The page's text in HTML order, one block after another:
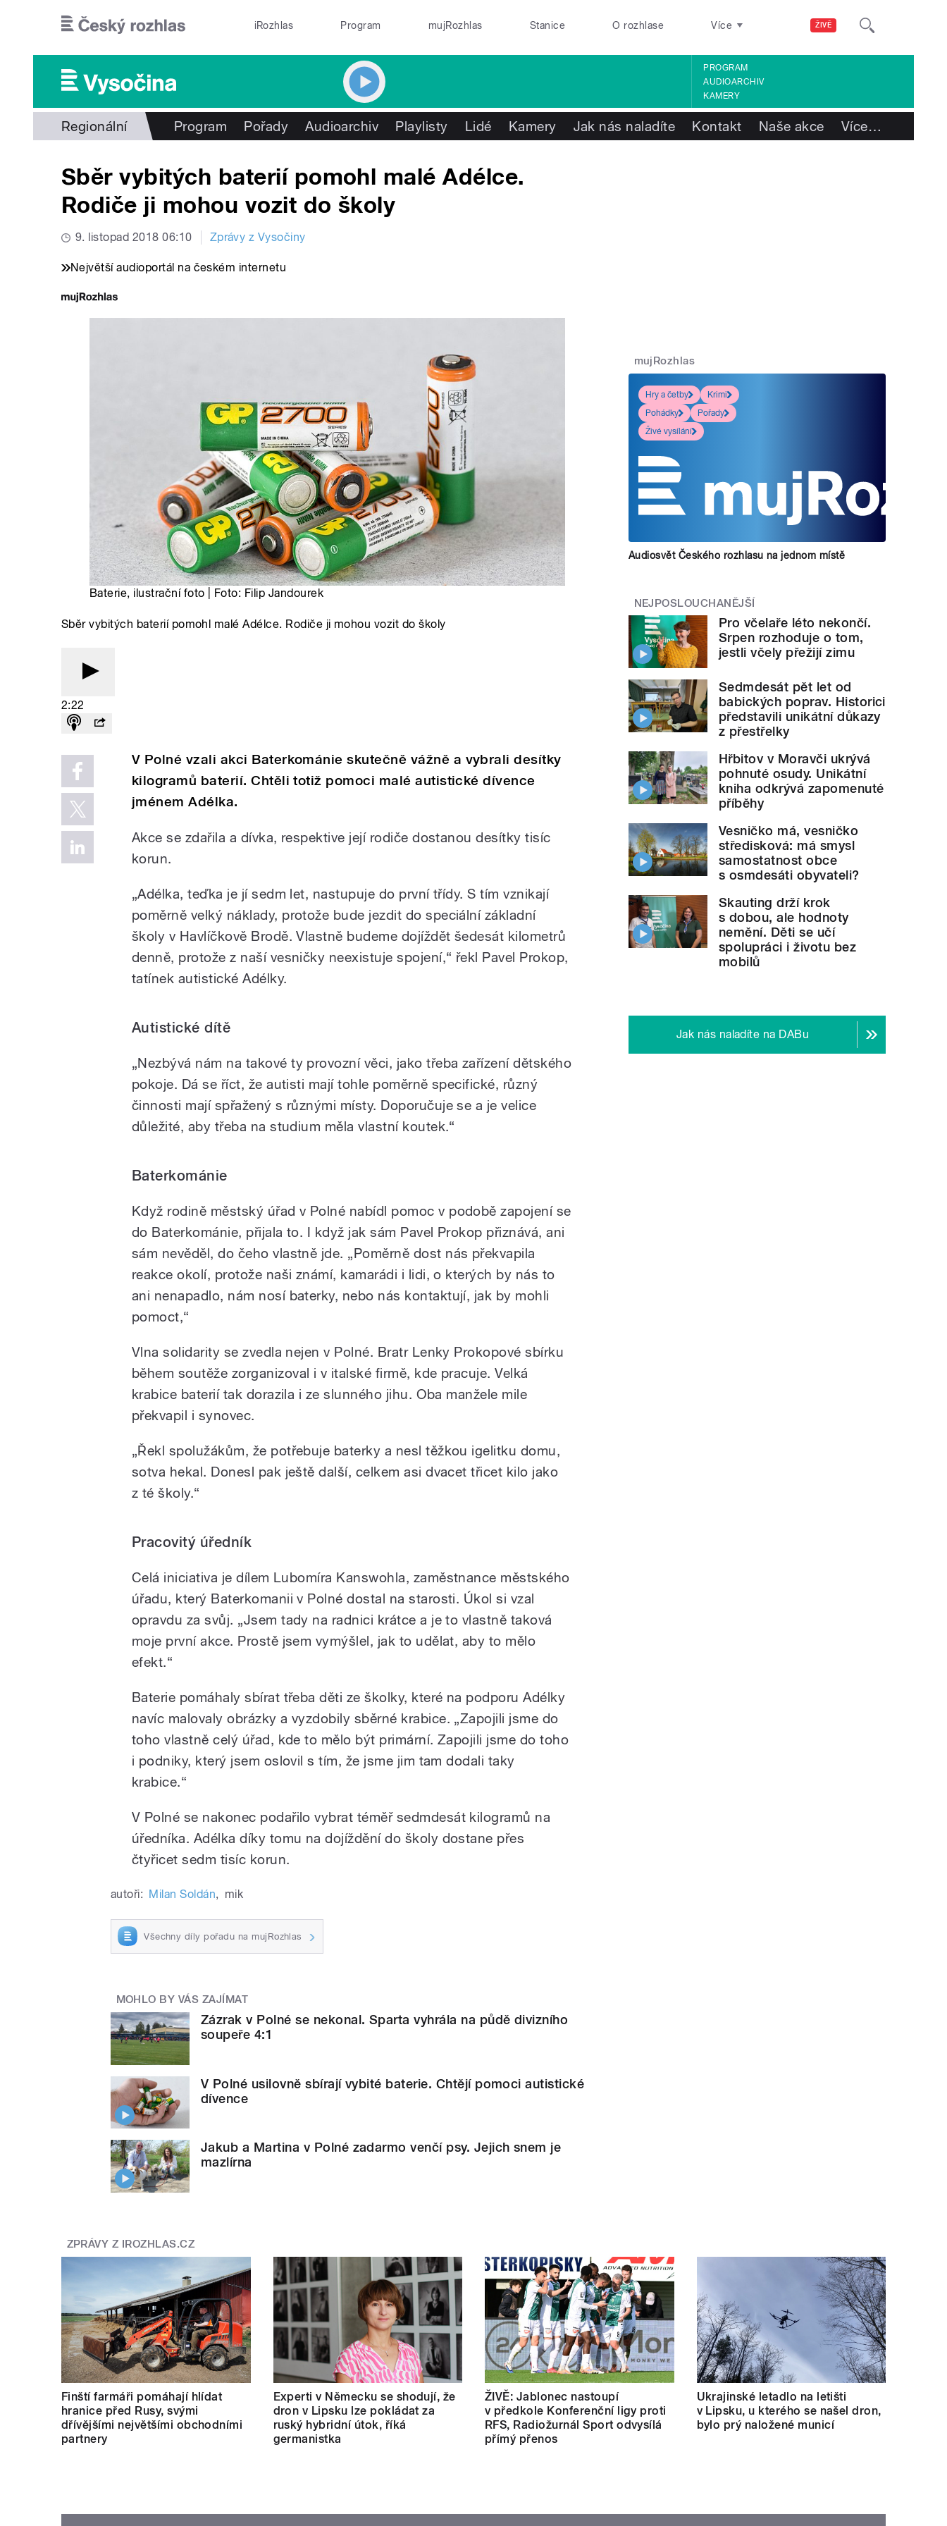
ŽIVĚ
iRozhlas Program mujRozhlas Stanice O rozhlase Více
PROGRAM
AUDIOARCHIV
KAMERY
Regionální Program Pořady Audioarchiv Playlisty Lidé Kamery Jak nás naladíte Kontakt Naše akce Více…
Sběr vybitých baterií pomohl malé Adélce.
Rodiče ji mohou vozit do školy
9. listopad 2018 06:10 Zprávy z Vysočiny
Největší audioportál na českém internetu
Baterie, ilustrační foto | Foto: Filip Jandourek
Sběr vybitých baterií pomohl malé Adélce. Rodiče ji mohou vozit do školy
2:22
V Polné vzali akci Baterkománie skutečně vážně a vybrali desítky
kilogramů baterií. Chtěli totiž pomoci malé autistické dívence
jménem Adélka.
Akce se zdařila a dívka, respektive její rodiče dostanou desítky tisíc
korun.
„Adélka, teďka je jí sedm let, nastupuje do první třídy. S tím vznikají
poměrně velký náklady, protože bude jezdit do speciální základní
školy v Havlíčkově Brodě. Vlastně budeme dojíždět šedesát kilometrů
denně, protože z naší vesničky neexistuje spojení,“ řekl Pavel Prokop,
tatínek autistické Adélky.
Autistické dítě
„Nezbývá nám na takové ty provozní věci, jako třeba zařízení dětského
pokoje. Dá se říct, že autisti mají tohle poměrně specifické, různý
činnosti mají spřažený s různými místy. Doporučuje se a je velice
důležité, aby třeba na studium měla vlastní koutek.“
Baterkománie
Když rodině městský úřad v Polné nabídl pomoc v podobě zapojení se
do Baterkománie, přijala to. I když jak sám Pavel Prokop přiznává, ani
sám nevěděl, do čeho vlastně jde. „Poměrně dost nás překvapila
reakce okolí, protože naši známí, kamarádi i lidi, o kterých by nás to
ani nenapadlo, nám nosí baterky, nebo nás kontaktují, jak by mohli
pomoct,“
Vlna solidarity se zvedla nejen v Polné. Bratr Lenky Prokopové sbírku
během soutěže zorganizoval i v italské firmě, kde pracuje. Velká
krabice baterií tak dorazila i ze slunného jihu. Oba manžele mile
překvapil i synovec.
„Řekl spolužákům, že potřebuje baterky a nesl těžkou igelitku domu,
sotva hekal. Donesl pak ještě další, celkem asi dvacet třicet kilo jako
z té školy.“
Pracovitý úředník
Celá iniciativa je dílem Lubomíra Kanswohla, zaměstnance městského
úřadu, který Baterkomanii v Polné dostal na starosti. Úkol si vzal
opravdu za svůj. „Jsem tady na radnici krátce a je to vlastně taková
moje první akce. Prostě jsem vymýšlel, jak to udělat, aby to mělo
efekt.“
Baterie pomáhaly sbírat třeba děti ze školky, které na podporu Adélky
navíc malovaly obrázky a vyzdobily sběrné krabice. „Zapojili jsme do
toho vlastně celý úřad, kde to mělo být primární. Zapojili jsme do toho
i podniky, který jsem oslovil s tím, že jsme jim tam dodali taky
krabice.“
V Polné se nakonec podařilo vybrat téměř sedmdesát kilogramů na
úředníka. Adélka díky tomu na dojíždění do školy dostane přes
čtyřicet sedm tisíc korun.
autoři: Milan Soldán, mik
Všechny díly pořadu na mujRozhlas
MOHLO BY VÁS ZAJÍMAT
Zázrak v Polné se nekonal. Sparta vyhrála na půdě divizního
soupeře 4:1
V Polné usilovně sbírají vybité baterie. Chtějí pomoci autistické
dívence
Jakub a Martina v Polné zadarmo venčí psy. Jejich snem je
mazlírna
mujRozhlas
Hry a četby
Krimi
Pohádky
Pořady
Živé vysílání
Audiosvět Českého rozhlasu na jednom místě
NEJPOSLOUCHANĚJŠÍ
Pro včelaře léto nekončí.
Srpen rozhoduje o tom,
jestli včely přežijí zimu
Sedmdesát pět let od
babických poprav. Historici
představili unikátní důkazy
z přestřelky
Hřbitov v Moravči ukrývá
pohnuté osudy. Unikátní
kniha odkrývá zapomenuté
příběhy
Vesničko má, vesničko
středisková: má smysl
samostatnost obce
s osmdesáti obyvateli?
Skauting drží krok
s dobou, ale hodnoty
nemění. Děti se učí
spolupráci i životu bez
mobilů
Jak nás naladíte na DABu
ZPRÁVY Z IROZHLAS.CZ
Finští farmáři pomáhají hlídat
hranice před Rusy, svými
dřívějšími největšími obchodními
partnery
Experti v Německu se shodují, že
dron v Lipsku lze pokládat za
ruský hybridní útok, říká
germanistka
ŽIVĚ: Jablonec nastoupí
v předkole Konferenční ligy proti
RFS, Radiožurnál Sport odvysílá
přímý přenos
Ukrajinské letadlo na letišti
v Lipsku, u kterého se našel dron,
bylo prý naložené municí